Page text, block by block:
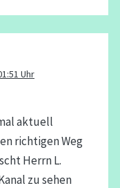
Uhr
aktuell
richtigen Weg
Herrn L.
zu sehen